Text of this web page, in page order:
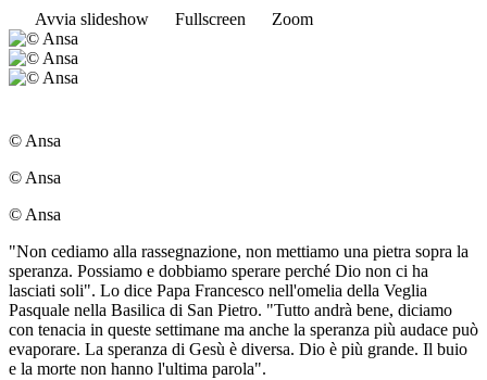
Avvia slideshow
Fullscreen Zoom
© Ansa
© Ansa
© Ansa
"Non cediamo alla rassegnazione, non mettiamo una pietra sopra la
speranza. Possiamo e dobbiamo sperare perché Dio non ci ha
lasciati soli". Lo dice Papa Francesco nell'omelia della Veglia
Pasquale nella Basilica di San Pietro. "Tutto andrà bene, diciamo
con tenacia in queste settimane ma anche la speranza più audace può
evaporare. La speranza di Gesù è diversa. Dio è più grande. Il buio
e la morte non hanno l'ultima parola".